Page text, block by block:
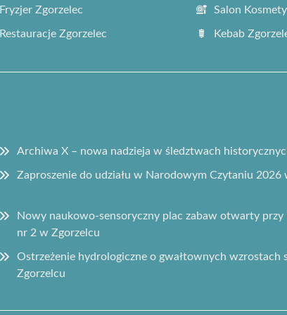
Fryzjer Zgorzelec Salon
Restauracje Zgorzelec Kebab
Archiwa X – nowa nadzieja w śledztwach
Zaproszenie do udziału w Narodowym Czytaniu 2026
Nowy naukowo-sensoryczny plac zabaw otwarty przy
nr 2 w Zgorzelcu
Ostrzeżenie hydrologiczne o gwałtownych wzrostach
Zgorzelcu